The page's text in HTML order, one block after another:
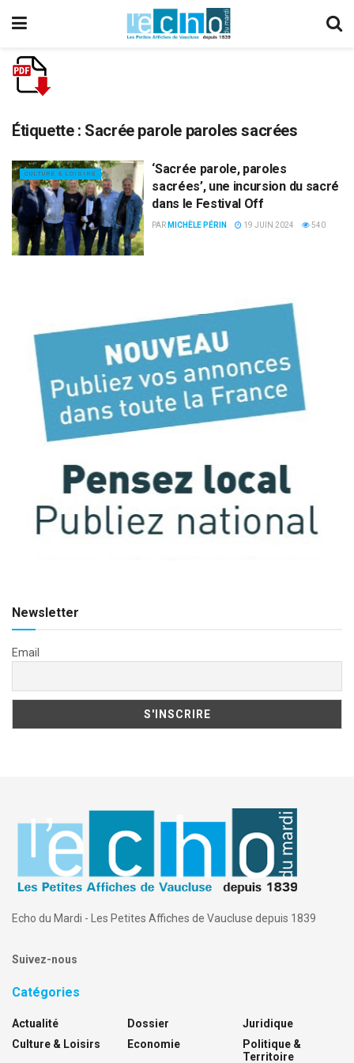
Étiquette : Sacrée parole paroles sacrées
CULTURE & LOISIRS
‘Sacrée parole, paroles
sacrées’, une incursion du sacré
dans le Festival Off
PAR MICHÈLE PÉRIN 19 JUIN 2024 540
Newsletter
Email
Echo du Mardi - Les Petites Affiches de Vaucluse depuis 1839
Suivez-nous
Catégories
Actualité
Culture & Loisirs
Dossier
Economie
Juridique
Politique &
Territoire